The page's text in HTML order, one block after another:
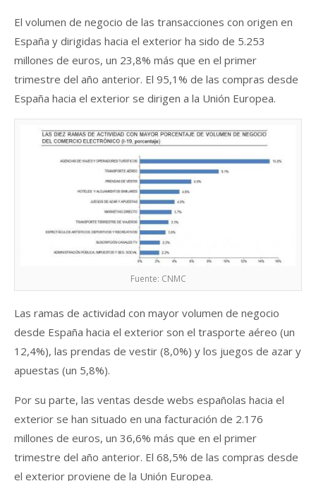
El volumen de negocio de las transacciones con origen en
España y dirigidas hacia el exterior ha sido de 5.253
millones de euros, un 23,8% más que en el primer
trimestre del año anterior. El 95,1% de las compras desde
España hacia el exterior se dirigen a la Unión Europea.
Fuente: CNMC
Las ramas de actividad con mayor volumen de negocio
desde España hacia el exterior son el trasporte aéreo (un
12,4%), las prendas de vestir (8,0%) y los juegos de azar y
apuestas (un 5,8%).
Por su parte, las ventas desde webs españolas hacia el
exterior se han situado en una facturación de 2.176
millones de euros, un 36,6% más que en el primer
trimestre del año anterior. El 68,5% de las compras desde
el exterior proviene de la Unión Europea.